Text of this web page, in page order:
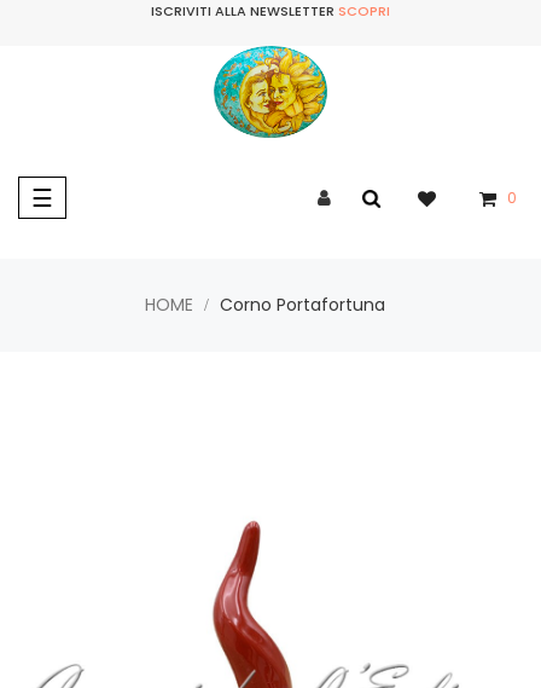
ISCRIVITI ALLA NEWSLETTER SCOPRI
navigazione
Toggle
☰ 0
HOME Corno Portafortuna